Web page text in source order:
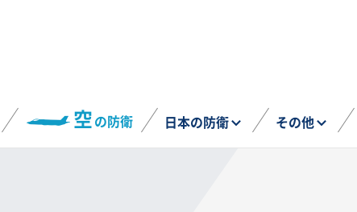
空の防衛 日本の防衛 その他